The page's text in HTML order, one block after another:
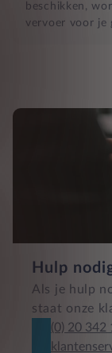
beschikken,
vervoer voor je
Hulp
Als je hulp
staat onze
(0) 20 342